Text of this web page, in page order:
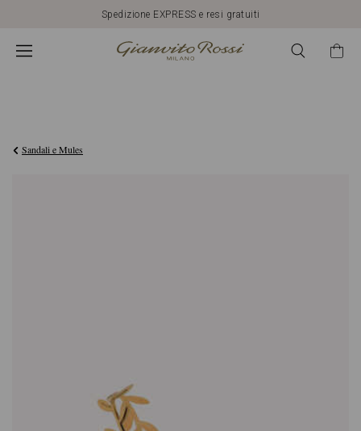
Spedizione EXPRESS e resi gratuiti
Sandali e Mules